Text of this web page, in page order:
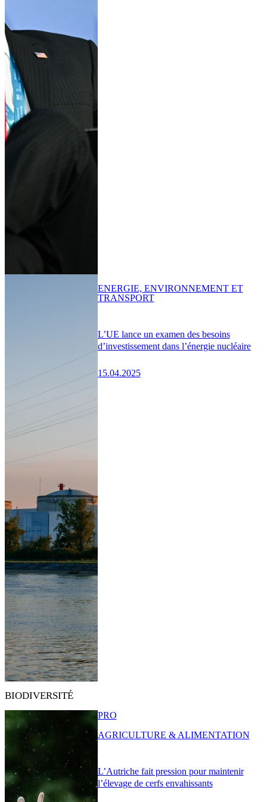
L’UE lance un examen des besoins
d’investissement dans l’énergie nucléaire
15.04.2025
ENERGIE, ENVIRONNEMENT ET
TRANSPORT
BIODIVERSITÉ
L’Autriche fait pression pour maintenir
l’élevage de cerfs envahissants
PRO
AGRICULTURE & ALIMENTATION